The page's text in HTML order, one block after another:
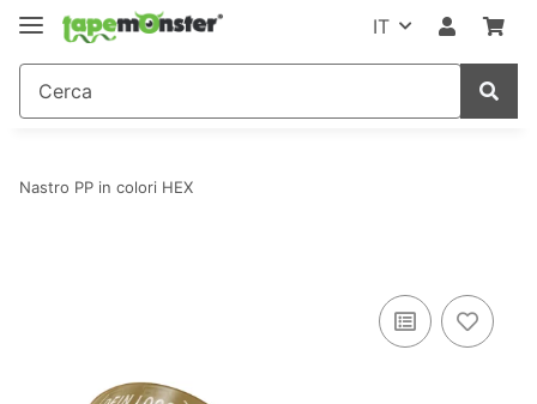
IT
Nastro PP in colori HEX